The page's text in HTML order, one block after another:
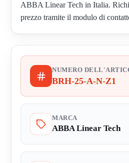
ABBA Linear Tech in Italia.
prezzo tramite il modulo di
NUMERO
BRH-25-A-N-Z1
MARCA
ABBA Linear Tech